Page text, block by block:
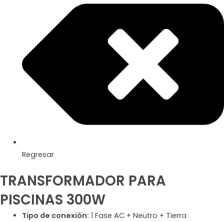
Regresar
TRANSFORMADOR PARA
PISCINAS 300W
Tipo de conexión: 1 Fase AC + Neutro + Tierra